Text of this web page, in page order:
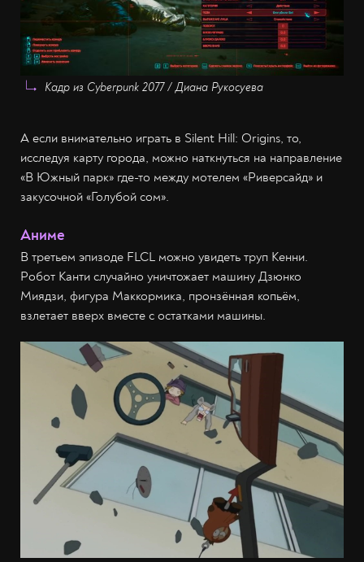
Кадр из Cyberpunk 2077 / Диана Рукосуева
А если внимательно играть в Silent Hill: Origins, то,
исследуя карту города, можно наткнуться на направление
«В Южный парк» где-то между мотелем «Риверсайд» и
закусочной «Голубой сом».
Аниме
В третьем эпизоде FLCL можно увидеть труп Кенни.
Робот Канти случайно уничтожает машину Дзюнко
Миядзи, фигура Маккормика, пронзённая копьём,
взлетает вверх вместе с остатками машины.